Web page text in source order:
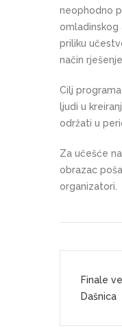
neophodno
omladinskog
priliku
način
Cilj
ljudi u
održati u
Za učešće
obrazac
organizatori.
K
Finale
Dašnica